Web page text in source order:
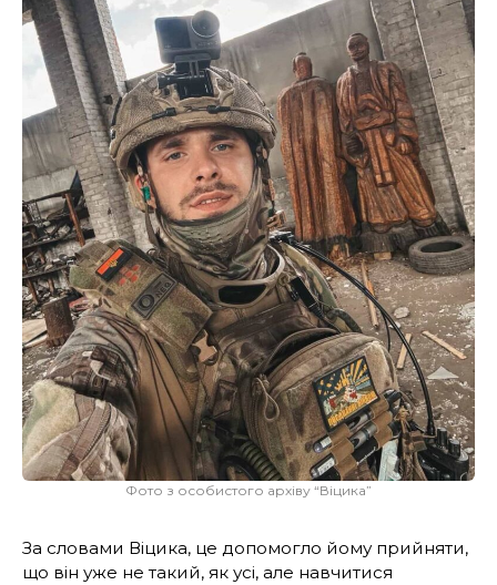
Фото з особистого архіву “Віцика”
За словами Віцика, це допомогло йому прийняти,
що він уже не такий, як усі, але навчитися